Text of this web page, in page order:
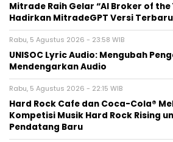
Mitrade Raih Gelar “AI Broker of the
Hadirkan MitradeGPT Versi
Rabu, 5 Agustus 2026 - 23:58 WIB
UNISOC Lyric Audio: Mengubah
Mendengarkan Audio
Rabu, 5 Agustus 2026 - 22:15 WIB
Hard Rock Cafe dan Coca-Cola®
Kompetisi Musik Hard Rock Rising
Pendatang Baru